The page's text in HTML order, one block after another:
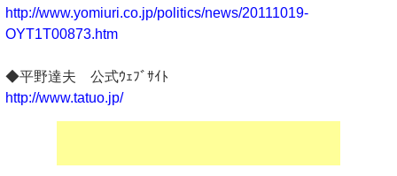
http://www.yomiuri.co.jp/politics/news/20111019-
OYT1T00873.htm
◆平野達夫 公式ｳｪﾌﾞｻｲﾄ
http://www.tatuo.jp/